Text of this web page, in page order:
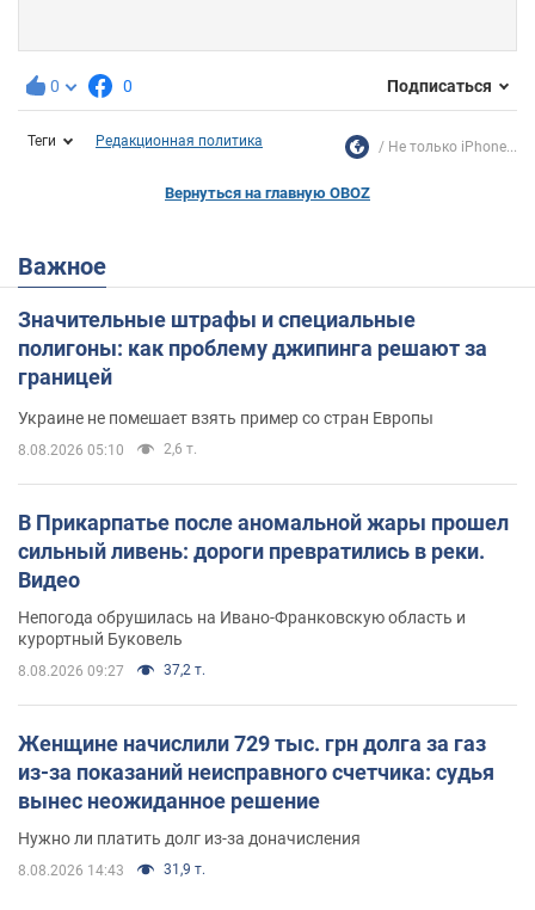
0 0 Подписаться
Теги Редакционная политика Не только iPhone...
Вернуться на главную OBOZ
Важное
Значительные штрафы и специальные
полигоны: как проблему джипинга решают за
границей
Украине не помешает взять пример со стран Европы
8.08.2026 05:10 2,6 т.
В Прикарпатье после аномальной жары прошел
сильный ливень: дороги превратились в реки.
Видео
Непогода обрушилась на Ивано-Франковскую область и
курортный Буковель
8.08.2026 09:27 37,2 т.
Женщине начислили 729 тыс. грн долга за газ
из-за показаний неисправного счетчика: судья
вынес неожиданное решение
Нужно ли платить долг из-за доначисления
8.08.2026 14:43 31,9 т.